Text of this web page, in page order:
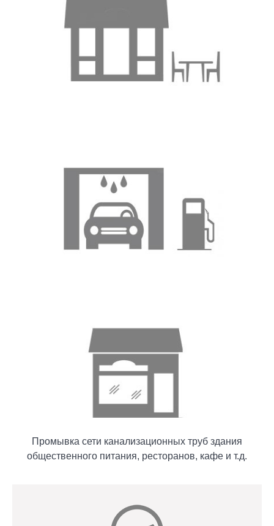
Промывка сети канализационных труб здания
общественного питания, ресторанов, кафе и т.д.